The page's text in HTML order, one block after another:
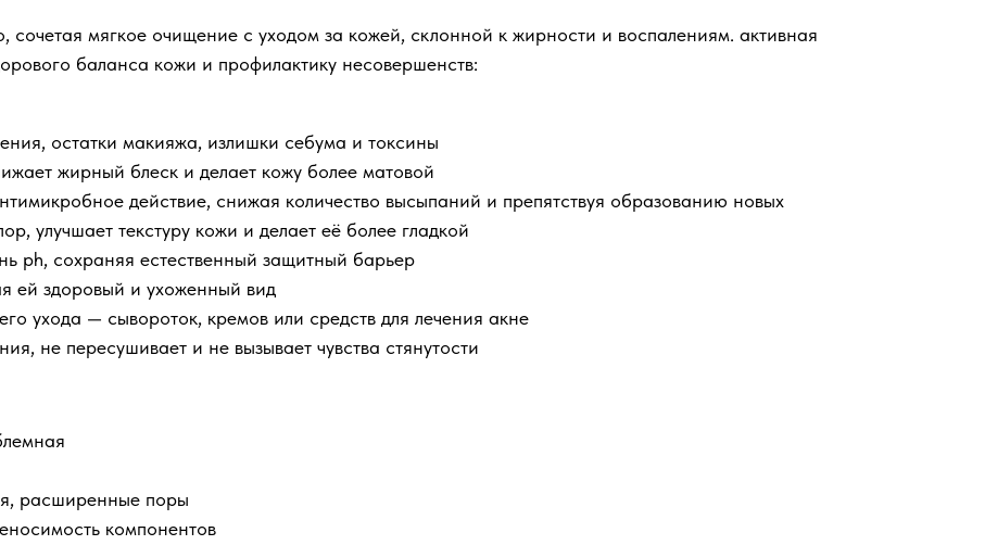
сочетая мягкое очищение с уходом за кожей, склонной к жирности и воспалениям. активная
баланса кожи и профилактику несовершенств:
остатки макияжа, излишки себума и токсины
жирный блеск и делает кожу более матовой
действие, снижая количество высыпаний и препятствуя образованию новых
улучшает текстуру кожи и делает её более гладкой
ph, сохраняя естественный защитный барьер
ей здоровый и ухоженный вид
ухода — сывороток, кремов или средств для лечения акне
не пересушивает и не вызывает чувства стянутости
расширенные поры
компонентов